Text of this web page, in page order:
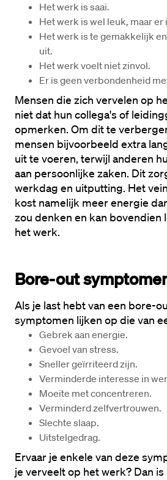
Het werk is saai.
Het werk is wel leuk, maar er
Het werk is te gemakkelijk
uit.
Het werk voelt niet zinvol.
Er is geen verbondenheid
Mensen die zich vervelen op
niet dat hun collega's of
opmerken. Om dit te
mensen bijvoorbeeld extra
uit te voeren, terwijl anderen
aan persoonlijke zaken. Dit
werkdag en uitputting. Het
kost namelijk meer energie
zou denken en kan bovendien
het werk.
Bore-out
Als je last hebt van een bore-
symptomen lijken op die van
Gebrek aan energie.
Gevoel van stress.
Sneller geïrriteerd zijn.
Verminderde interesse in
Moeite met concentreren.
Verminderd zelfvertrouwen.
Slechte slaap.
Uitstelgedrag.
Ervaar je enkele van deze
je verveelt op het werk? Dan